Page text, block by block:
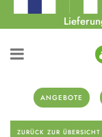
ANGEBOTE
ZURÜCK ZUR ÜBERSICHT